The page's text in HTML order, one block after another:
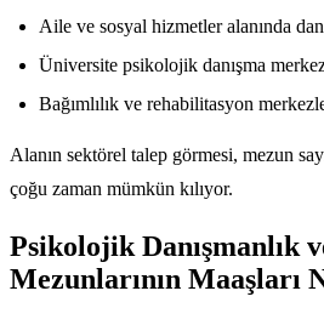
Aile ve sosyal hizmetler alanında
Üniversite psikolojik danışma
Bağımlılık ve rehabilitasyon
Alanın sektörel talep görmesi, mezun
çoğu zaman mümkün kılıyor.
Psikolojik Danışmanlık
Mezunlarının Maaşları